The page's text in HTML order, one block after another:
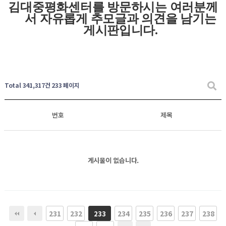
김대중평화센터를 방문하시는 여러분께
서 자유롭게 추모글과의견을 남기는
게시판입니다.
Total 341,317건 233 페이지
번호 제목
게시물이 없습니다.
231 232 233 234 235 236 237
238